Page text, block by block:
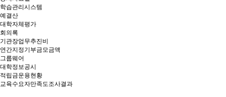
학습관리시스템
예결산
대학자체평가
회의록
기관장업무추진비
연간지정기부금모금액
그룹웨어
대학정보공시
적립금운용현황
교육수요자만족도조사결과